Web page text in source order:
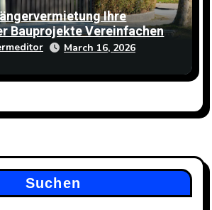
Ihre
Bauprojekte Vereinfachen
March 16, 2026
Suchen